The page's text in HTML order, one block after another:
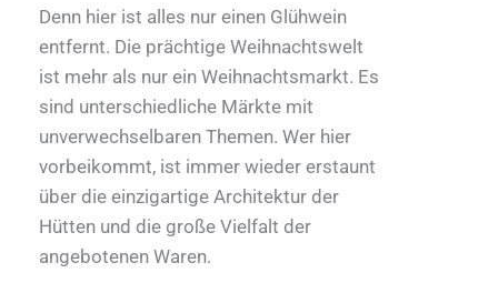
Denn hier ist alles nur einen Glühwein
entfernt. Die prächtige Weihnachtswelt
ist mehr als nur ein Weihnachtsmarkt. Es
sind unterschiedliche Märkte mit
unverwechselbaren Themen. Wer hier
vorbeikommt, ist immer wieder erstaunt
über die einzigartige Architektur der
Hütten und die große Vielfalt der
angebotenen Waren.